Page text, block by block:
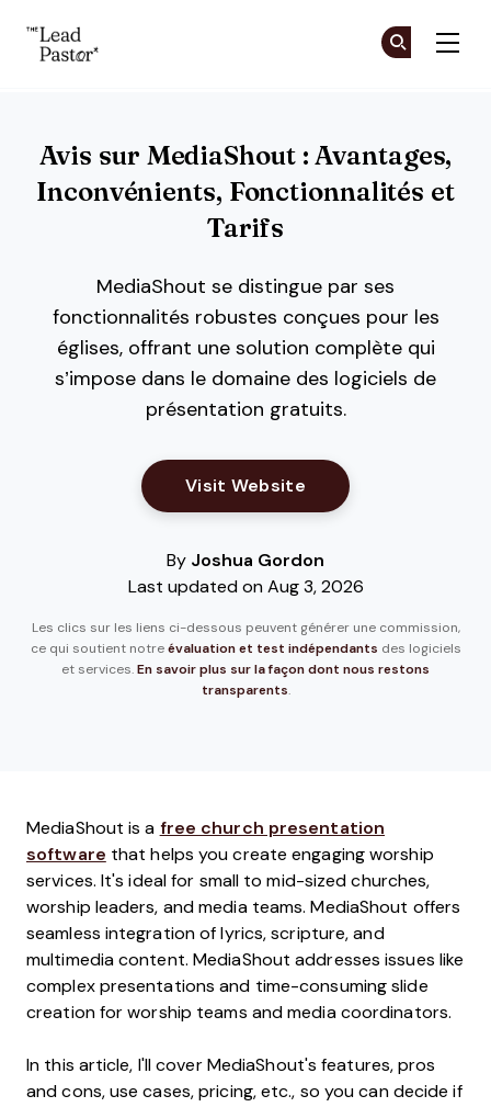
Avis sur MediaShout : Avantages,
Inconvénients, Fonctionnalités et
Tarifs
MediaShout se distingue par ses
fonctionnalités robustes conçues pour les
églises, offrant une solution complète qui
s’impose dans le domaine des logiciels de
présentation gratuits.
Visit Website Opens New Window
By Joshua Gordon
Last updated on Aug 3, 2026
Les clics sur les liens ci-dessous peuvent générer une commission,
ce qui soutient notre évaluation et test indépendants des logiciels
et services. En savoir plus sur la façon dont nous restons
transparents.
MediaShout is a free church presentation
software that helps you create engaging worship
services. It's ideal for small to mid-sized churches,
worship leaders, and media teams. MediaShout offers
seamless integration of lyrics, scripture, and
multimedia content. MediaShout addresses issues like
complex presentations and time-consuming slide
creation for worship teams and media coordinators.
In this article, I'll cover MediaShout's features, pros
and cons, use cases, pricing, etc., so you can decide if